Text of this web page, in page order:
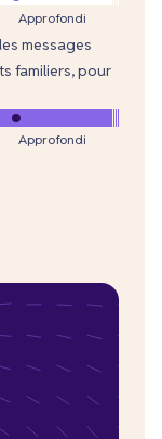
Approfondi
messages
familiers, pour
Approfondi